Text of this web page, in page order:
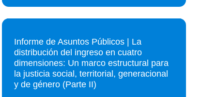
Informe de Asuntos Públicos | La
distribución del ingreso en cuatro
dimensiones: Un marco estructural para
la justicia social, territorial, generacional
y de género (Parte II)